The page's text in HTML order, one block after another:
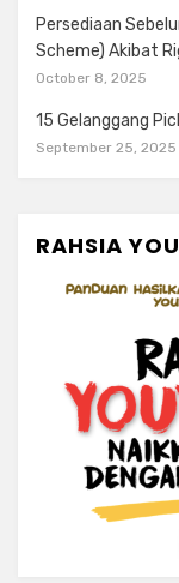
Persediaan
Scheme) Akibat
October 8, 2025
15 Gelanggang
September 25, 2025
RAHSIA